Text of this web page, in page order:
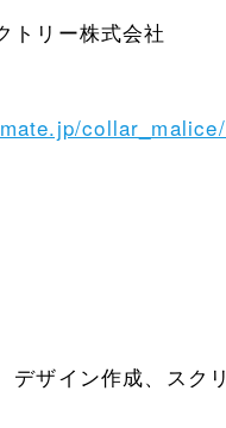
トリー株式会社
デザイン作成、スク